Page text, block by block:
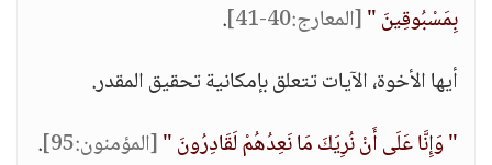
بِمَسْبُوقِينَ "[المعارج:40-41]
.
أيها الأخوة، الآيات تتعلق بإمكانية تحقيق المقدر.
" وَإِنَّا عَلَى أَنْ نُرِيَكَ مَا نَعِدُهُمْ لَقَادِرُونَ "[المؤمنون:95]
.